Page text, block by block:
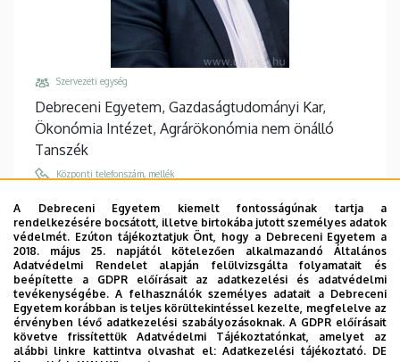
Szervezeti egység
Debreceni Egyetem, Gazdaságtudományi Kar,
Ökonómia Intézet, Agrárökonómia nem önálló
Tanszék
Központi telefonszám, mellék
Email
popovics.peter@econ.unideb.hu
Cím
4032 Debrecen, Böszörményi út 142.
Épület, emelet, ajtó
"Q" épület GTK Táj- és Vidékfejlesztési Központ,
A Debreceni Egyetem kiemelt fontosságúnak tartja a
rendelkezésére bocsátott, illetve birtokába jutott személyes adatok
védelmét. Ezúton tájékoztatjuk Önt, hogy a Debreceni Egyetem a
2018. május 25. napjától kötelezően alkalmazandó Általános
Adatvédelmi Rendelet alapján felülvizsgálta folyamatait és
beépítette a GDPR előírásait az adatkezelési és adatvédelmi
tevékenységébe. A felhasználók személyes adatait a Debreceni
Egyetem korábban is teljes körültekintéssel kezelte, megfelelve az
érvényben lévő adatkezelési szabályozásoknak. A GDPR előírásait
követve frissítettük Adatvédelmi Tájékoztatónkat, amelyet az
alábbi linkre kattintva olvashat el:Adatkezelési tájékoztató. DE